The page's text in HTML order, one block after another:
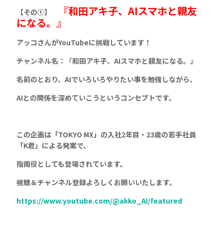
【その①】
『和田アキ子、AIスマホと親友
になる。』
アッコさんがYouTubeに挑戦しています！
チャンネル名：『和田アキ子、AIスマホと親友になる。』
名前のとおり、AIでいろいろやりたい事を勉強しながら、
AIとの関係を深めていこうというコンセプトです。
この企画は「TOKYO MX」の入社2年目・23歳の若手社員
「K君」による発案で、
指南役としても登場されています。
視聴＆チャンネル登録よろしくお願いいたします。
https://www.youtube.com/@akko_AI/featured